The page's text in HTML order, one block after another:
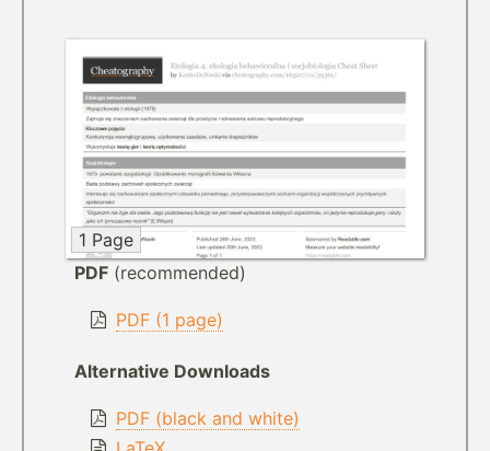
1 Page
PDF (recommended)
PDF (1 page)
Alternative Downloads
PDF (black and white)